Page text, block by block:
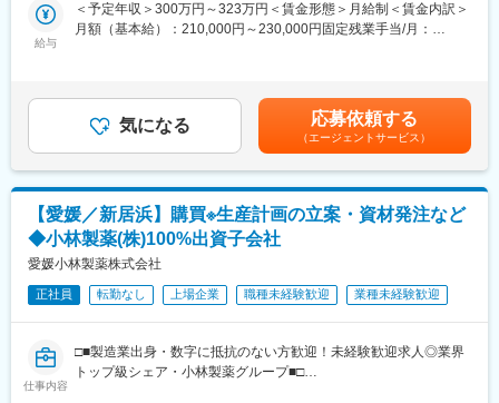
＜仕事の流れ＞
たり20～30分程度）
・健康相談、新商品・サービスのご提案 など
※一部、新たに配置薬を置いていただくお客様への訪問がありま
す。
└配置薬は無料でおけるので、お客様も抵抗なく置いてくれる製
品です。
■未経験の方も安心◎充実した研修制度：
・入社直後～2週間 ： OJT形式で、薬の種類や成分など基礎知識
を身につけます。
給与
＜予定年収＞300万円～323万円＜賃金形態＞月給制＜賃金内訳＞
月額（基本給）：210,000円～230,000円固定残業手当/月：
年収は当社規定に基づき、年齢や経験に応じて決定します。・昇
給：年1回（4月）＜モデル給与＞※入社3年目平均基本給＋各種手
当＋業績連動給→総支給月額344,141円※業績連動給：月の予算達
成や売り上げに対して支払われます。賃金はあくまでも目安の金
額であり、選考を通じて上下する可能性があります。月給(月額)は
固定手当を含めた表記です。
気になる 応募依頼する
（エージェントサービス）
【愛媛／新居浜】購買※生産計画の立案・資材発注など
◆小林製薬(株)100%出資子会社
愛媛小林製薬株式会社
正社員 転勤なし 上場企業 職種未経験歓迎 業種未経験歓迎
仕事内容
□■製造業出身・数字に抵抗のない方歓迎！未経験歓迎求人◎業界
トップ級シェア・小林製薬グループ■□